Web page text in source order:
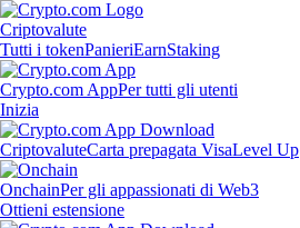
Criptovalute
Tutti i tokenPanieriEarnStaking
Crypto.com AppPer tutti gli utenti
Inizia
CriptovaluteCarta prepagata VisaLevel Up
OnchainPer gli appassionati di Web3
Ottieni estensione